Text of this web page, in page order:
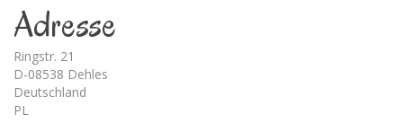
Adresse
Ringstr. 21
D-08538 Dehles
Deutschland
PL